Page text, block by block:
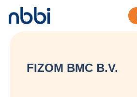
FIZOM BMC B.V.